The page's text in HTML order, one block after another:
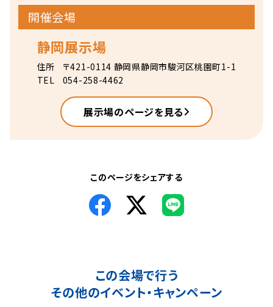
開催会場
静岡展示場
住所
〒421-0114 静岡県静岡市駿河区桃園町1-1
TEL
054-258-4462
展示場のページを見る
このページをシェアする
この会場で行う
その他のイベント・キャンペーン